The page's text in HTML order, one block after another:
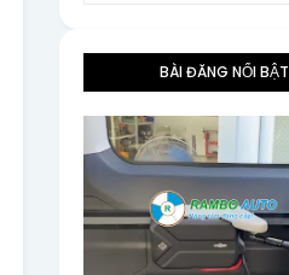
BÀI ĐĂNG NỔI BẬT